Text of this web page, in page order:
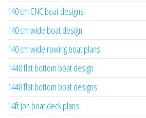
140 cm CNC boat designs
140 cm wide boat design
140 cm wide rowing boat plans
1448 flat bottom boat design
1448 flat bottom boat designs
14ft jon boat deck plans